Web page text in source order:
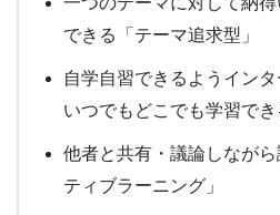
できる「テーマ追求型」
自学自習できるようイン
いつでもどこでも学習でき
他者と共有・議論しなが
ティブラーニング」